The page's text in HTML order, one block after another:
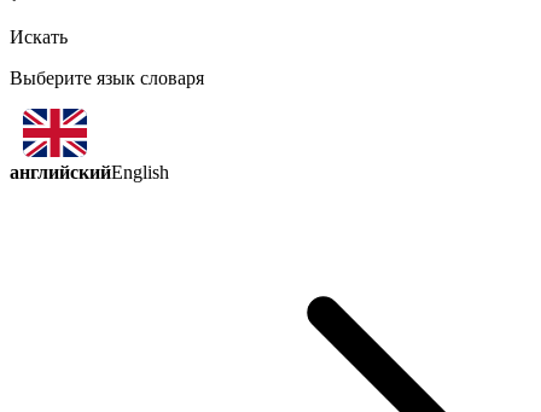
Искать
Выберите язык словаря
английскийEnglish